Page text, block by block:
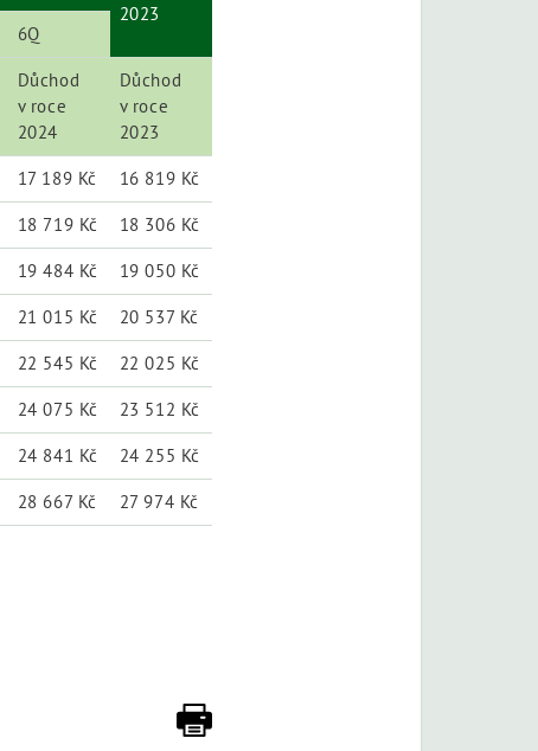
2023
6Q
Důchod
v roce
2024
Důchod
v roce
2023
17 189 Kč 16 819 Kč
18 719 Kč 18 306 Kč
19 484 Kč 19 050 Kč
21 015 Kč 20 537 Kč
22 545 Kč 22 025 Kč
24 075 Kč 23 512 Kč
24 841 Kč 24 255 Kč
28 667 Kč 27 974 Kč